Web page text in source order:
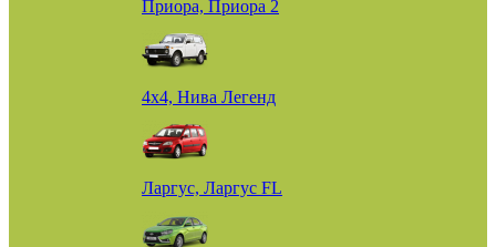
Приора, Приора 2
4х4, Нива Легенд
Ларгус, Ларгус FL